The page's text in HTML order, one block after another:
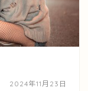
2024年11月23日